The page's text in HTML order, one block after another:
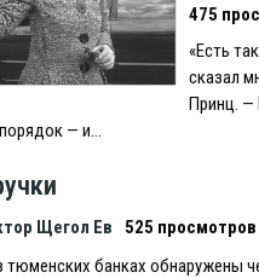
475
«Есть
сказал
Принц. —
— и…
Щегол Ев
525 просмотров
тюменских банках обнаружены